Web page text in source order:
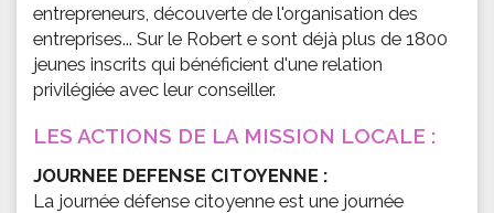
entrepreneurs, découverte de l'organisation des
entreprises... Sur le Robert e sont déjà plus de 1800
jeunes inscrits qui bénéficient d'une relation
privilégiée avec leur conseiller.
LES ACTIONS DE LA MISSION LOCALE :
JOURNEE DEFENSE CITOYENNE :
La journée défense citoyenne est une journée